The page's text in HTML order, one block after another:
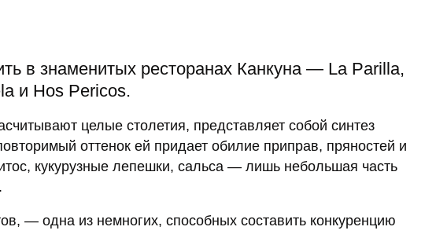
в знаменитых ресторанах Канкуна — La Parilla,
и Hos Pericos.
целые столетия, представляет собой синтез
оттенок ей придает обилие приправ, пряностей и
кукурузные лепешки, сальса — лишь небольшая часть
— одна из немногих, способных составить конкуренцию